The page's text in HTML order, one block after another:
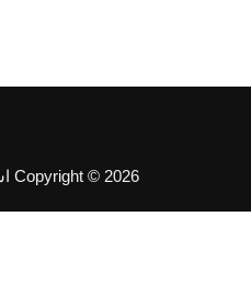
Copyright © 2026 اسرار الطاقة الايجابية والسلبية. All rights reserved.